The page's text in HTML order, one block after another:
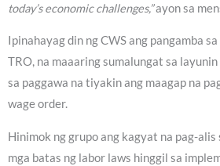
today’s economic challenges,”ayon sa
Ipinahayag din ng CWS ang pangamba
TRO, na maaaring sumalungat sa
sa paggawa na tiyakin ang maagap na
wage order.
Hinimok ng grupo ang kagyat na pag-alis
mga batas ng labor laws hinggil sa